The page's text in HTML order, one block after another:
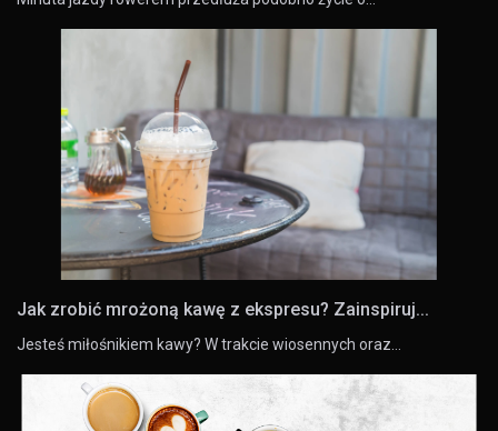
Jak zrobić mrożoną kawę z ekspresu? Zainspiruj...
Jesteś miłośnikiem kawy? W trakcie wiosennych oraz…